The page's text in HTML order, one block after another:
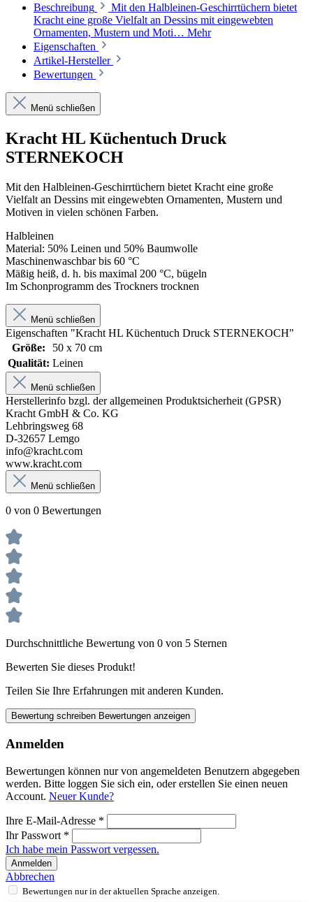
Beschreibung
Mit den Halbleinen-Geschirrtüchern bietet
Kracht eine große Vielfalt an Dessins mit eingewebten
Ornamenten, Mustern und Moti… Mehr
Eigenschaften
Artikel-Hersteller
Bewertungen
Menü schließen
Kracht HL Küchentuch Druck
STERNEKOCH
Mit den Halbleinen-Geschirrtüchern bietet Kracht eine große
Vielfalt an Dessins mit eingewebten Ornamenten, Mustern und
Motiven in vielen schönen Farben.
Halbleinen
Material: 50% Leinen und 50% Baumwolle
Maschinenwaschbar bis 60 °C
Mäßig heiß, d. h. bis maximal 200 °C, bügeln
Im Schonprogramm des Trockners trocknen
Menü schließen
Eigenschaften "Kracht HL Küchentuch Druck STERNEKOCH"
Größe:
50 x 70 cm
Qualität: Leinen
Menü schließen
Herstellerinfo bzgl. der allgemeinen Produktsicherheit (GPSR)
Kracht GmbH & Co. KG
Lehbringsweg 68
D-32657 Lemgo
info@kracht.com
www.kracht.com
Menü schließen
0 von 0 Bewertungen
Durchschnittliche Bewertung von 0 von 5 Sternen
Bewerten Sie dieses Produkt!
Teilen Sie Ihre Erfahrungen mit anderen Kunden.
Bewertung schreiben Bewertungen anzeigen
Anmelden
Bewertungen können nur von angemeldeten Benutzern abgegeben
werden. Bitte loggen Sie sich ein, oder erstellen Sie einen neuen
Account. Neuer Kunde?
Ihre E-Mail-Adresse *
Ihr Passwort *
Ich habe mein Passwort vergessen.
Anmelden
Abbrechen
Bewertungen nur in der aktuellen Sprache anzeigen.